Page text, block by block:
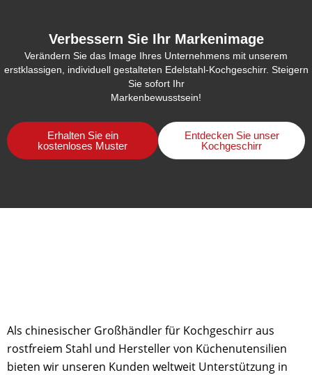
Verbessern Sie Ihr Markenimage
Verändern Sie das Image Ihres Unternehmens mit unserem
erstklassigen, individuell gestalteten Edelstahl-Kochgeschirr. Steigern
Sie sofort Ihr
Markenbewusstsein!
Erhalten Sie ein
kostenloses Muster
Entdecken Sie unser
Kochgeschirr
Als chinesischer Großhändler für Kochgeschirr aus
rostfreiem Stahl und Hersteller von Küchenutensilien
bieten wir unseren Kunden weltweit Unterstützung in